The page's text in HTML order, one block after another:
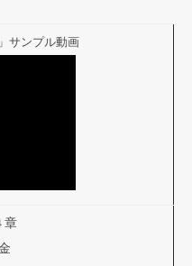
サンプル動画
章